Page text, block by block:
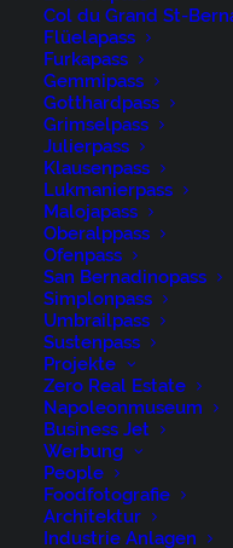
Col du Grand St-
Flüelapass
Furkapass
Gemmipass
Gotthardpass
Grimselpass
Julierpass
Klausenpass
Lukmanierpass
Malojapass
Oberalppass
Ofenpass
San Bernadinopass
Simplonpass
Umbrailpass
Sustenpass
Projekte
Zero Real Estate
Napoleonmuseum
Business Jet
Werbung
People
Foodfotografie
Architektur
Industrie Anlagen
Appenzell, Appenzell
Hinterland,
Schweiz,
Tracht, Viehschau,